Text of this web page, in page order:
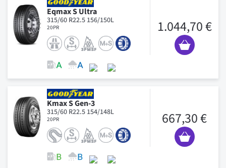
Eqmax S Ultra
315/60 R22.5 156/150L
20PR 1.044,70 €
Kmax S Gen-3
315/60 R22.5 154/148L
20PR 667,30 €